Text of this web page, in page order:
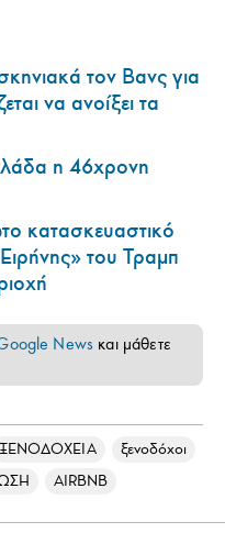
τον Βανς για
να ανοίξει τα
η 46χρονη
κατασκευαστικό
του Τραμπ
News και μάθετε
ΞΕΝΟΔΟΧΕΙΑ
ξενοδόχοι
AIRBNB